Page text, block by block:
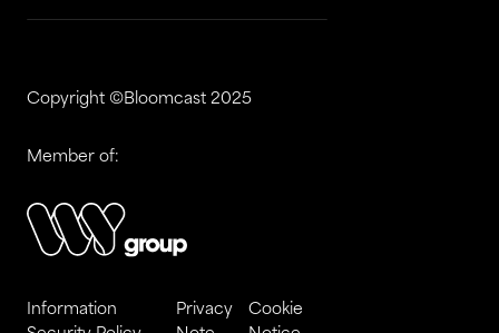
Member of:
Copyright ©Bloomcast 2025
Information
Privacy
Cookie